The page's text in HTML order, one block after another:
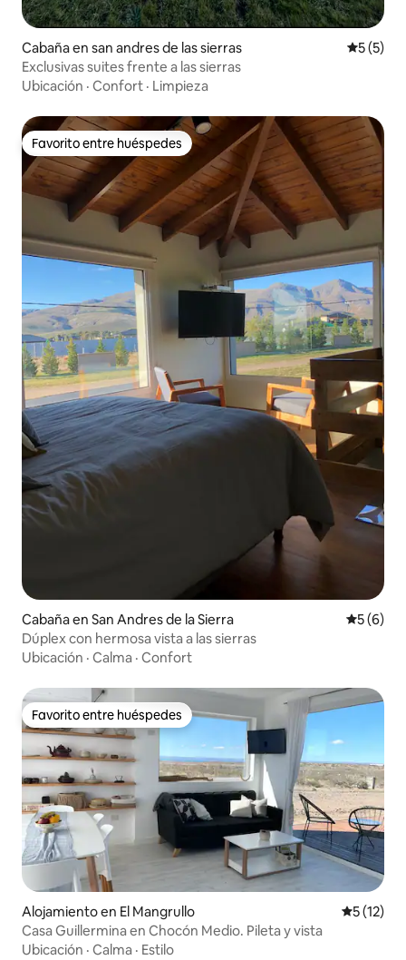
Cabaña en san andres de las sierras
5 (5)
Exclusivas suites frente a las sierras
Ubicación · Confort · Limpieza
Favorito entre huéspedes
Favorito entre huéspedes
Cabaña en San Andres de la Sierra
5 (6)
Dúplex con hermosa vista a las sierras
Ubicación · Calma · Confort
Favorito entre huéspedes
Favorito entre huéspedes
Alojamiento en El Mangrullo
5 (12)
Casa Guillermina en Chocón Medio. Pileta y vista
Ubicación · Calma · Estilo